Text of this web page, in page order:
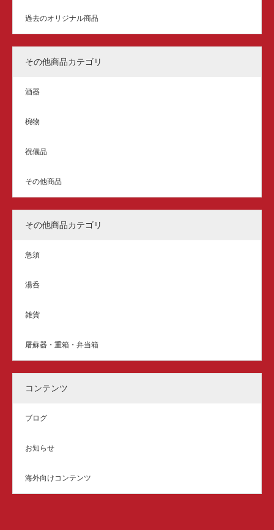
過去のオリジナル商品
その他商品カテゴリ
酒器
椀物
祝儀品
その他商品
その他商品カテゴリ
急須
湯呑
雑貨
屠蘇器・重箱・弁当箱
コンテンツ
ブログ
お知らせ
海外向けコンテンツ